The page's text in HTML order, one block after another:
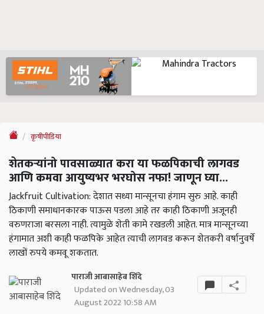
कृषीपीडिया
शेतकऱ्यांनो पावसाळ्यात करा या फळपिकाची लागवड
आणि कमवा आयुष्यभर भरघोस नफा! जाणून घ्या...
Jackfruit Cultivation: देशात सध्या मान्सूनचा हंगाम सुरु आहे. काही
ठिकाणी समाधानकारक पाऊस पडला आहे तर काही ठिकाणी अजूनही
वरुणराजा बरसला नाही. त्यामुळे शेती कामे रखडली आहेत. मात्र मान्सूनच्या
हंगामात अशी काही फळपिके आहेत त्याची लागवड करून शेतकरी वर्षानुवर्षे
लाखों रुपये कमवू शकतात.
पाराजी आबासाहेब शिंदे
Updated on Wednesday, 03
August 2022 10:58 AM